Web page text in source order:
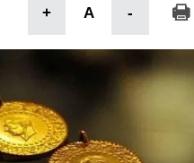
+ A -